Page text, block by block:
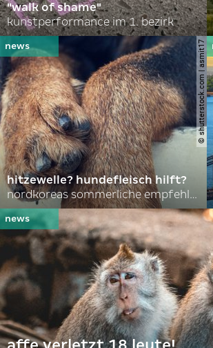
"walk of shame"
kunstperformance im 1. bezirk
© shutterstock.com | asmit17
hitzewelle? hundefleisch hilft?
nordkoreas sommerliche empfehlungen